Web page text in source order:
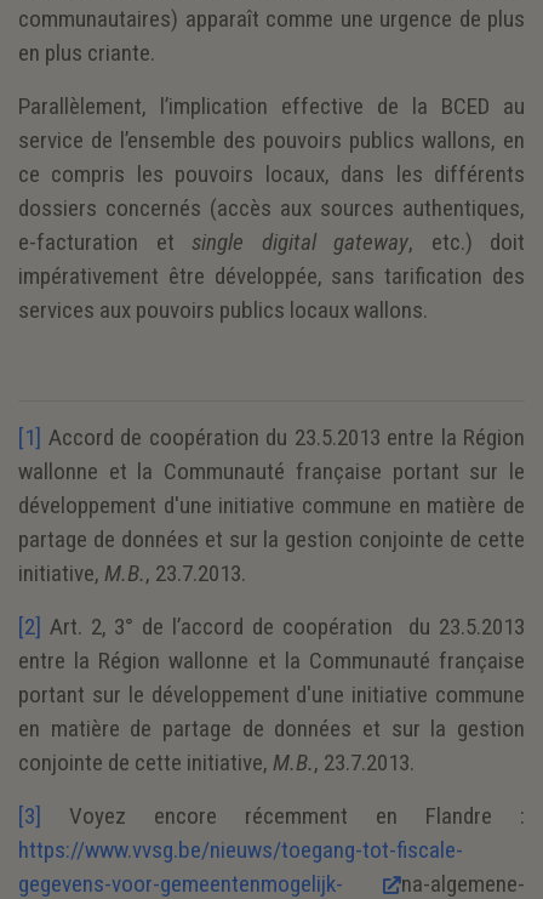
communautaires) apparaît comme une urgence de plus
en plus criante.
Parallèlement, l’implication effective de la BCED au
service de l’ensemble des pouvoirs publics wallons, en
ce compris les pouvoirs locaux, dans les différents
dossiers concernés (accès aux sources authentiques,
e-facturation et single digital gateway, etc.) doit
impérativement être développée, sans tarification des
services aux pouvoirs publics locaux wallons.
[1] Accord de coopération du 23.5.2013 entre la Région
wallonne et la Communauté française portant sur le
développement d'une initiative commune en matière de
partage de données et sur la gestion conjointe de cette
initiative, M.B., 23.7.2013.
[2] Art. 2, 3° de l’accord de coopération du 23.5.2013
entre la Région wallonne et la Communauté française
portant sur le développement d'une initiative commune
en matière de partage de données et sur la gestion
conjointe de cette initiative, M.B., 23.7.2013.
[3]
Voyez encore récemment en Flandre :
https://www.vvsg.be/nieuws/toegang-tot-fiscale-
gegevens-voor-gemeentenmogelijk-
na-algemene-